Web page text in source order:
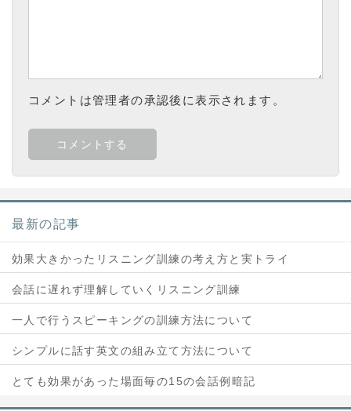
コメントは管理者の承認後に表示されます。
最新の記事
効果大きかったリスニング訓練の考え方と実トライ
会話に遅れず理解していくリスニング訓練
一人で行うスピーキングの訓練方法について
シンプルに話す英文の組み立て方法について
とても効果があった場面毎の15の会話例暗記